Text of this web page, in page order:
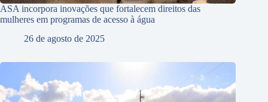
ASA incorpora inovações que fortalecem direitos das
mulheres em programas de acesso à água
26 de agosto de 2025